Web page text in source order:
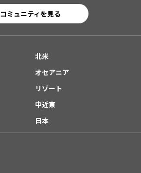
コミュニティを見る
北米
オセアニア
リゾート
中近東
日本